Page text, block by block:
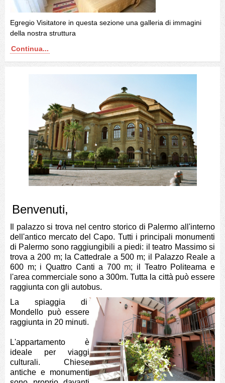
Egregio Visitatore in questa sezione una galleria di immagini
della nostra struttura
Continua...
Benvenuti,
Il palazzo si trova nel centro storico di Palermo all'interno
dell'antico mercato del Capo. Tutti i principali monumenti
di Palermo sono raggiungibili a piedi: il teatro Massimo si
trova a 200 m; la Cattedrale a 500 m; il Palazzo Reale a
600 m; i Quattro Canti a 700 m; il Teatro Politeama e
l'area commerciale sono a 300m. Tutta la città può essere
raggiunta con gli autobus.
La spiaggia di
Mondello può essere
raggiunta in 20 minuti.
L'appartamento è
ideale per viaggi
culturali. Chiese
antiche e monumenti